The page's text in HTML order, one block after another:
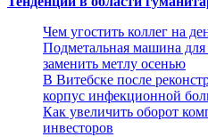
Чем угостить коллег на
Подметальная машина для
заменить метлу осенью
В Витебске после
корпус инфекционной
Как увеличить оборот
инвесторов